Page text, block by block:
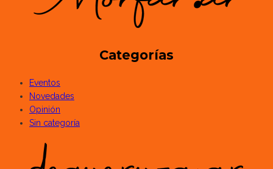
Categorías
Eventos
Novedades
Opinión
Sin categoría